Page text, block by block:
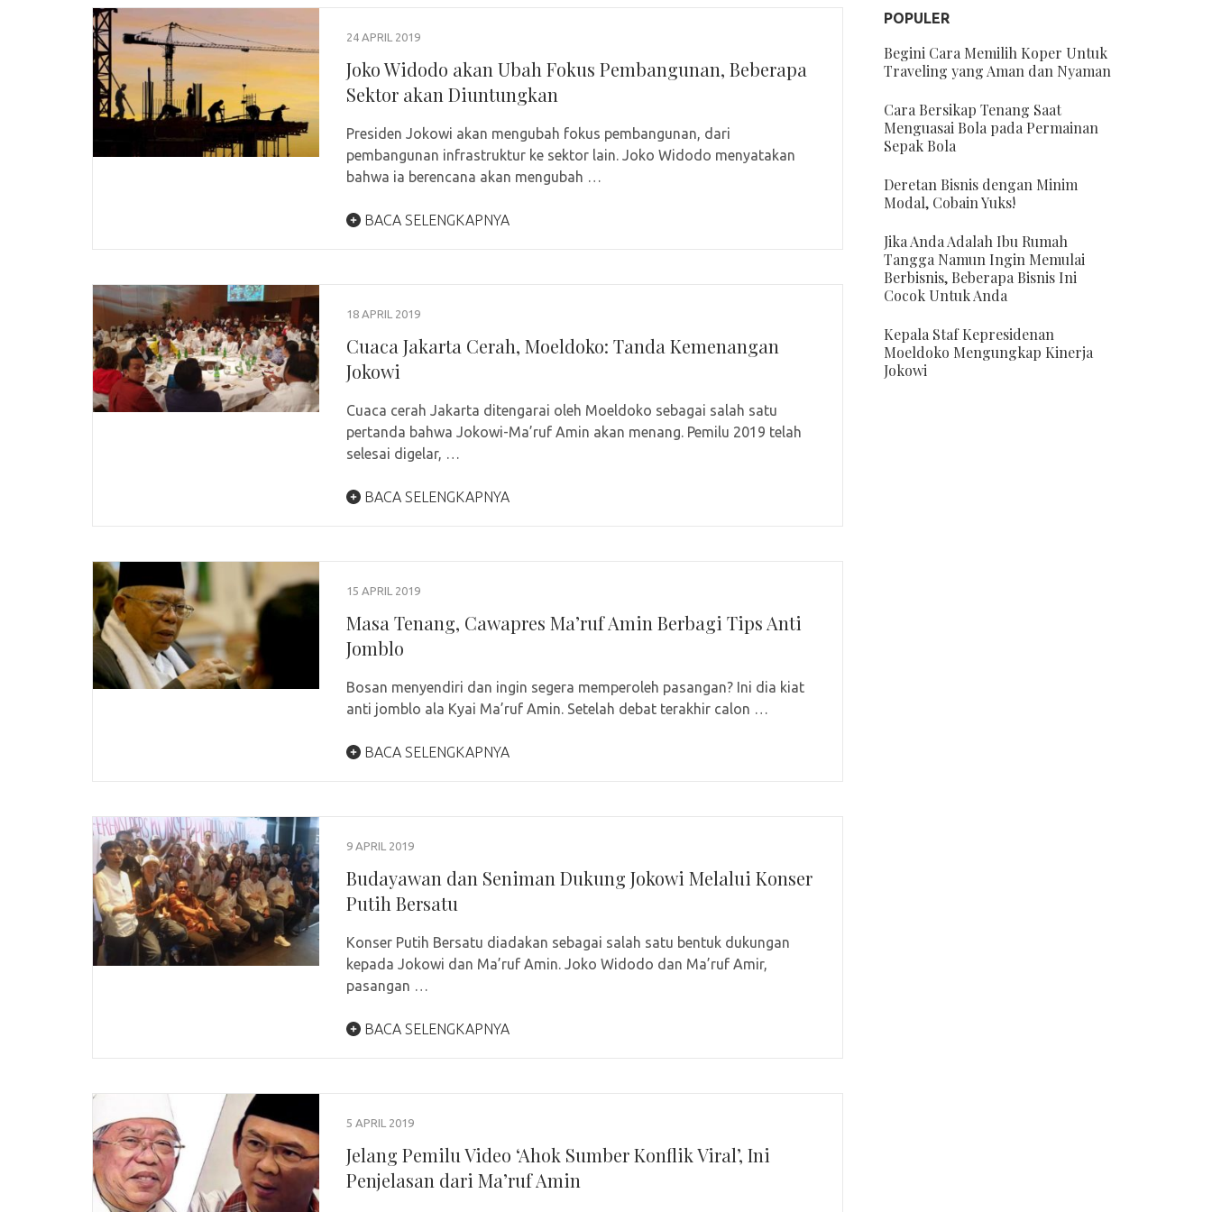
24 APRIL 2019
Joko Widodo akan Ubah Fokus Pembangunan, Beberapa
Sektor akan Diuntungkan
Presiden Jokowi akan mengubah fokus pembangunan, dari
pembangunan infrastruktur ke sektor lain. Joko Widodo menyatakan
bahwa ia berencana akan mengubah …
BACA SELENGKAPNYA
18 APRIL 2019
Cuaca Jakarta Cerah, Moeldoko: Tanda Kemenangan
Jokowi
Cuaca cerah Jakarta ditengarai oleh Moeldoko sebagai salah satu
pertanda bahwa Jokowi-Ma’ruf Amin akan menang. Pemilu 2019 telah
selesai digelar, …
BACA SELENGKAPNYA
15 APRIL 2019
Masa Tenang, Cawapres Ma’ruf Amin Berbagi Tips Anti
Jomblo
Bosan menyendiri dan ingin segera memperoleh pasangan? Ini dia kiat
anti jomblo ala Kyai Ma’ruf Amin. Setelah debat terakhir calon …
BACA SELENGKAPNYA
9 APRIL 2019
Budayawan dan Seniman Dukung Jokowi Melalui Konser
Putih Bersatu
Konser Putih Bersatu diadakan sebagai salah satu bentuk dukungan
kepada Jokowi dan Ma’ruf Amin. Joko Widodo dan Ma’ruf Amir,
pasangan …
BACA SELENGKAPNYA
5 APRIL 2019
Jelang Pemilu Video ‘Ahok Sumber Konflik Viral’, Ini
Penjelasan dari Ma’ruf Amin
POPULER
Begini Cara Memilih Koper Untuk
Traveling yang Aman dan Nyaman
Cara Bersikap Tenang Saat
Menguasai Bola pada Permainan
Sepak Bola
Deretan Bisnis dengan Minim
Modal, Cobain Yuks!
Jika Anda Adalah Ibu Rumah
Tangga Namun Ingin Memulai
Berbisnis, Beberapa Bisnis Ini
Cocok Untuk Anda
Kepala Staf Kepresidenan
Moeldoko Mengungkap Kinerja
Jokowi